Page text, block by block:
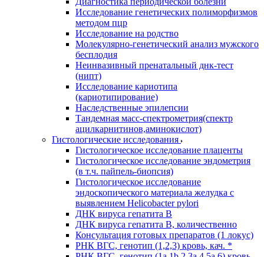
Исследование генетических полиморфизмов
методом пцр
Исследование на родство
Молекулярно-генетический анализ мужского
бесплодия
Неинвазивный пренатальный днк-тест
(нипт)
Исследование кариотипа
(кариотипирование)
Наследственные эпилепсии
Тандемная масс-спектрометрия(спектр
ацилкарнитинов,аминокислот)
Гистологические исследования
Гистологическое исследование плаценты
Гистологическое исследование эндометрия
(в т.ч. пайпель-биопсия)
Гистологическое исследование
эндоскопического материала желудка с
выявлением Helicobacter pylori
ДНК вируса гепатита B
ДНК вируса гепатита B, количественно
Консультация готовых препаратов (1 локус)
РНК ВГC, генотип (1,2,3) кровь, кач. *